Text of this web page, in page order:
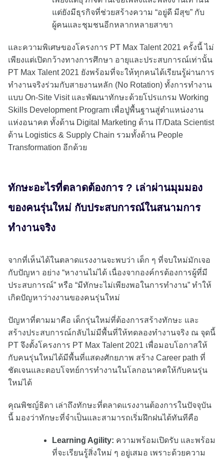
แต่ยังมีธุรกิจที่ช่วยสร้างความ “อยู่ดี มีสุข” กับ
ผู้คนและชุมชนอีกหลากหลายสาขา
และความพิเศษของโครงการ PT Max Talent 2021 ครั้งนี้ ไม่
เพียงแต่เปิดกว้างทางการศึกษา อายุและประสบการณ์เท่านั้น
PT Max Talent 2021 ยังพร้อมที่จะให้ทุกคนได้เรียนรู้ผ่านการ
ทำงานจริงร่วมกับสายงานหลัก (No Rotation) ทั้งการทำงาน
แบบ On-Site Visit และพัฒนาทักษะด้วยโปรแกรม Working
Skills Development Program เพื่อปูพื้นฐานสู่ตำแหน่งงาน
แห่งอนาคต ทั้งด้าน Digital Marketing ด้าน IT/Data Scientist
ด้าน Logistics & Supply Chain รวมทั้งด้าน People
Transformation อีกด้วย
ทักษะอะไรที่ตลาดต้องการ ? เล่าผ่านมุมมอง
ของคนรุ่นใหม่ กับประสบการณ์ในสนามการ
ทำงานจริง
จากที่เห็นได้ในตลาดแรงงานจะพบว่า เด็ก ๆ ที่จบใหม่มักเจอ
กับปัญหา อย่าง “หางานไม่ได้ เนื่องจากองค์กรต้องการผู้ที่มี
ประสบการณ์” หรือ “มีทักษะไม่เพียงพอในการทำงาน” ทำให้
เกิดปัญหาว่างงานของคนรุ่นใหม่
ปัญหาที่ตามมาคือ เด็กรุ่นใหม่ที่ต้องการสร้างทักษะ และ
สร้างประสบการณ์กลับไม่มีพื้นที่ให้ทดลองทำงานจริง ณ จุดนี้
PT จึงตั้งโครงการ PT Max Talent 2021 เพื่อมอบโอกาสให้
กับคนรุ่นใหม่ได้มีพื้นที่แสดงศักยภาพ สร้าง Career path ที่
ชัดเจนและตอบโจทย์การทำงานในโลกอนาคตให้กับคนรุ่น
ใหม่ได้
คุณพิชญ์ธิดา เล่าถึงทักษะที่ตลาดแรงงานต้องการในปัจจุบัน
นี้ มองว่าทักษะที่จำเป็นและสามารถเริ่มฝึกฝนได้ทันทีคือ
Learning Agility: ความพร้อมเปิดรับ และพร้อม
ที่จะเรียนรู้สิ่งใหม่ ๆ อยู่เสมอ เพราะด้วยความ